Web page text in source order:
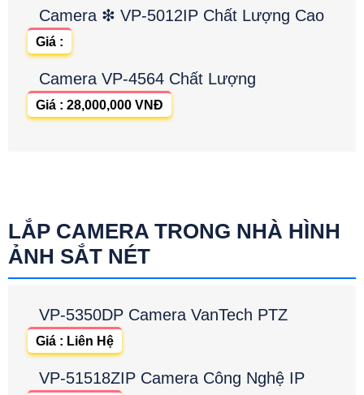
Camera ❇ VP-5012IP Chất Lượng Cao
Giá :
Camera VP-4564 Chất Lượng
Giá : 28,000,000 VNĐ
LẮP CAMERA TRONG NHÀ HÌNH
ẢNH SẮT NÉT
VP-5350DP Camera VanTech PTZ
Giá : Liên Hệ
VP-51518ZIP Camera Công Nghệ IP